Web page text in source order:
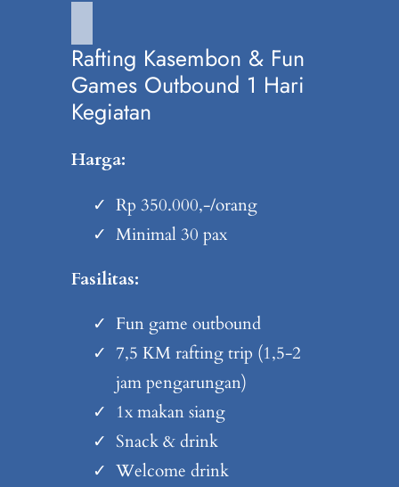
Rafting Kasembon & Fun
Games Outbound 1 Hari
Kegiatan
Harga:
Rp 350.000,-/orang
Minimal 30 pax
Fasilitas:
Fun game outbound
7,5 KM rafting trip (1,5-2
jam pengarungan)
1x makan siang
Snack & drink
Welcome drink